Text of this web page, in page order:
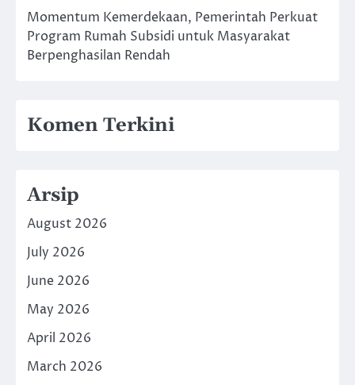
Momentum Kemerdekaan, Pemerintah Perkuat
Program Rumah Subsidi untuk Masyarakat
Berpenghasilan Rendah
Komen Terkini
Arsip
August 2026
July 2026
June 2026
May 2026
April 2026
March 2026